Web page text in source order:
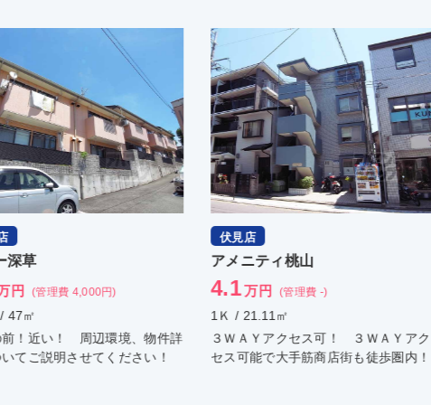
アメニティ桃山
4.1 万円 (管理費 -)
1Ｋ / 21.11㎡
３ＷＡＹアクセス可！ ３ＷＡＹアク
セス可能で大手筋商店街も徒歩圏内！
ヒカルサ京都山科大宅
7.5 万円 (管理費 5,000円)
1Ｋ / 31.21㎡
設備充実単身物件☆ 椥辻エリ
設備充実の単身物件の募集が